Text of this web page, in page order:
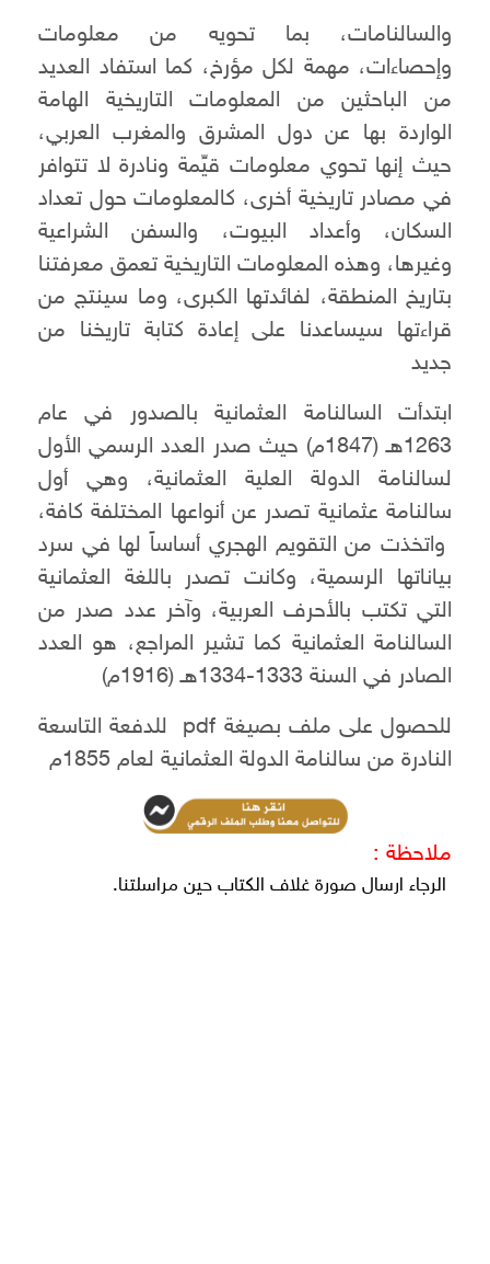
والسالنامات، بما تحويه من معلومات
وإحصاءات، مهمة لكل مؤرخ، كما استفاد العديد
من الباحثين من المعلومات التاريخية الهامة
الواردة بها عن دول المشرق والمغرب العربي،
حيث إنها تحوي معلومات قيِّمة ونادرة لا تتوافر
في مصادر تاريخية أخرى، كالمعلومات حول تعداد
السكان، وأعداد البيوت، والسفن الشراعية
وغيرها، وهذه المعلومات التاريخية تعمق معرفتنا
بتاريخ المنطقة، لفائدتها الكبرى، وما سينتج من
قراءتها سيساعدنا على إعادة كتابة تاريخنا من
جديد
ابتدأت السالنامة العثمانية بالصدور في عام
1263هـ (1847م) حيث صدر العدد الرسمي الأول
لسالنامة الدولة العلية العثمانية، وهي أول
سالنامة عثمانية تصدر عن أنواعها المختلفة كافة،
واتخذت من التقويم الهجري أساساً لها في سرد
بياناتها الرسمية، وكانت تصدر باللغة العثمانية
التي تكتب بالأحرف العربية، وآخر عدد صدر من
السالنامة العثمانية كما تشير المراجع، هو العدد
الصادر في السنة 1333-1334هـ (1916م)
للحصول على ملف بصيغة pdf للدفعة التاسعة
النادرة من سالنامة الدولة العثمانية لعام 1855م
ملاحظة :
الرجاء ارسال صورة غلاف الكتاب حين مراسلتنا.